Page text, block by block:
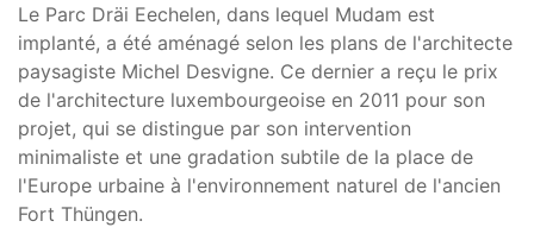
Le Parc Dräi Eechelen, dans lequel Mudam est
implanté, a été aménagé selon les plans de l'architecte
paysagiste Michel Desvigne. Ce dernier a reçu le prix
de l'architecture luxembourgeoise en 2011 pour son
projet, qui se distingue par son intervention
minimaliste et une gradation subtile de la place de
l'Europe urbaine à l'environnement naturel de l'ancien
Fort Thüngen.